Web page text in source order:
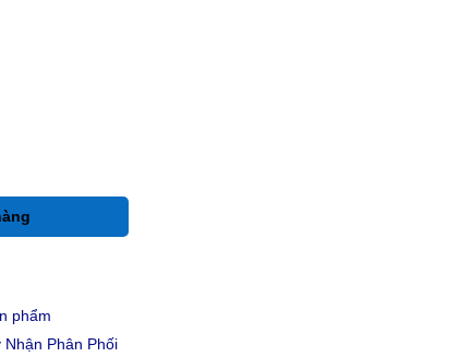
phẩm
Nhận Phân Phối